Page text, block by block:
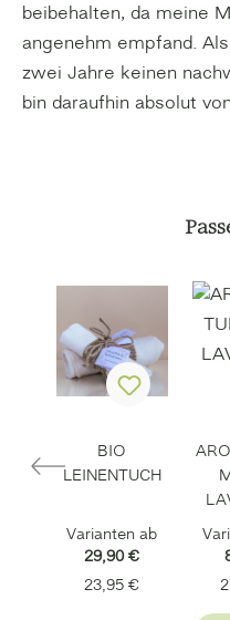
beibehalten, da meine
angenehm empfand.
zwei Jahre keinen
bin daraufhin absolut
Produktgalerie
BIO
LEINENTUCH
Varianten ab
29,90 €
Regulärer
23,95 €